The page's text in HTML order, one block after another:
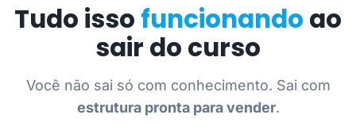
Tudo isso funcionando ao
sair do curso
Você não sai só com conhecimento. Sai com
estrutura pronta para vender.